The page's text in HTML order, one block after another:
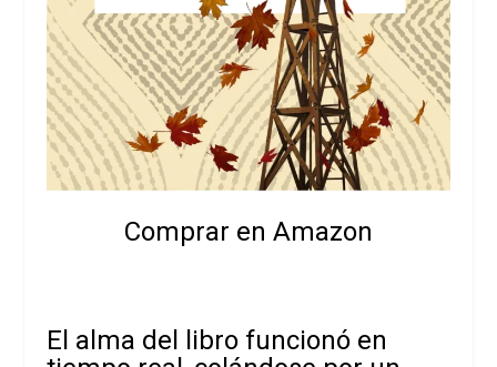
Comprar en Amazon
El alma del libro funcionó en